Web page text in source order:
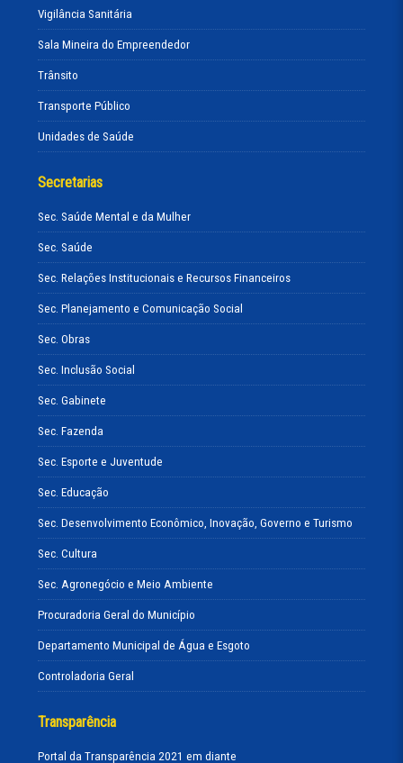
Vigilância Sanitária
Sala Mineira do Empreendedor
Trânsito
Transporte Público
Unidades de Saúde
Secretarias
Sec. Saúde Mental e da Mulher
Sec. Saúde
Sec. Relações Institucionais e Recursos Financeiros
Sec. Planejamento e Comunicação Social
Sec. Obras
Sec. Inclusão Social
Sec. Gabinete
Sec. Fazenda
Sec. Esporte e Juventude
Sec. Educação
Sec. Desenvolvimento Econômico, Inovação, Governo e Turismo
Sec. Cultura
Sec. Agronegócio e Meio Ambiente
Procuradoria Geral do Município
Departamento Municipal de Água e Esgoto
Controladoria Geral
Transparência
Portal da Transparência 2021 em diante